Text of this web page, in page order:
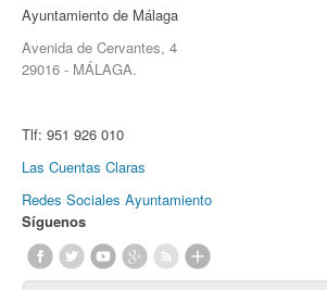
Ayuntamiento de Málaga
Avenida de Cervantes, 4
29016 - MÁLAGA.
Tlf: 951 926 010
Las Cuentas Claras
Redes Sociales Ayuntamiento
Síguenos